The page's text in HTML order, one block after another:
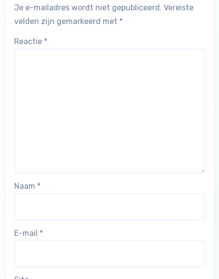
Je e-mailadres wordt niet gepubliceerd. Vereiste
velden zijn gemarkeerd met *
Reactie *
Naam *
E-mail *